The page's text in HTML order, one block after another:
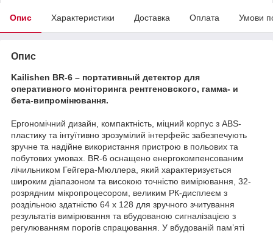
Опис Характеристики Доставка Оплата Умови
Опис
Kailishen BR-6 – портативный детектор для
оперативного моніторинга рентгеновского, гамма- и
бета-випромінювання.
Ергономічний дизайн, компактність, міцний корпус з ABS-
пластику та інтуїтивно зрозумілий інтерфейс забезпечують
зручне та надійне використання пристрою в польових та
побутових умовах. BR-6 оснащено енергокомпенсованим
лічильником Гейгера-Мюллера, який характеризується
широким діапазоном та високою точністю вимірювання, 32-
розрядним мікропроцесором, великим РК-дисплеєм з
роздільною здатністю 64 х 128 для зручного зчитування
результатів вимірювання та вбудованою сигналізацією з
регулюванням порогів спрацювання. У вбудованій пам’яті